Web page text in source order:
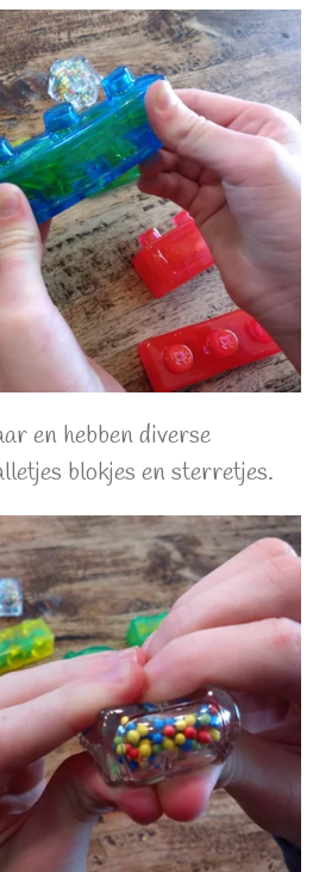
en hebben diverse
blokjes en sterretjes.